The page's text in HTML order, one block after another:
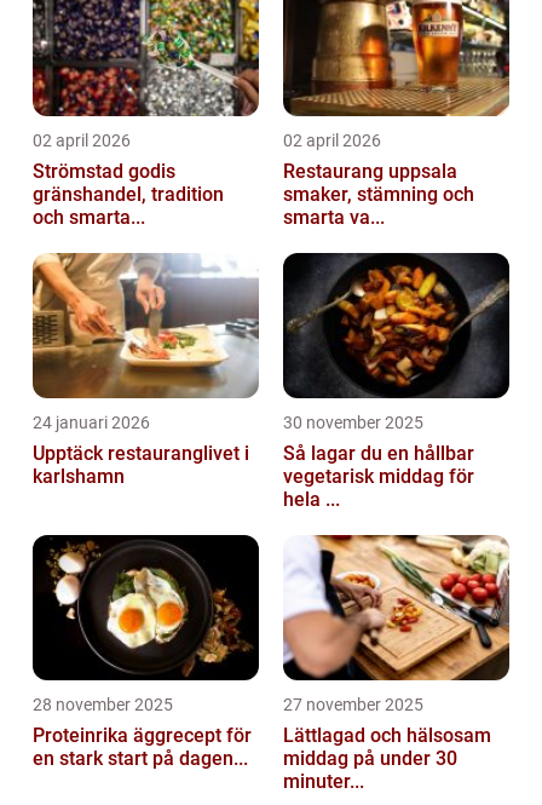
02 april 2026
Strömstad godis
gränshandel, tradition
och smarta...
02 april 2026
Restaurang uppsala
smaker, stämning och
smarta va...
24 januari 2026
Upptäck restauranglivet i
karlshamn
30 november 2025
Så lagar du en hållbar
vegetarisk middag för
hela ...
28 november 2025
Proteinrika äggrecept för
en stark start på dagen...
27 november 2025
Lättlagad och hälsosam
middag på under 30
minuter...